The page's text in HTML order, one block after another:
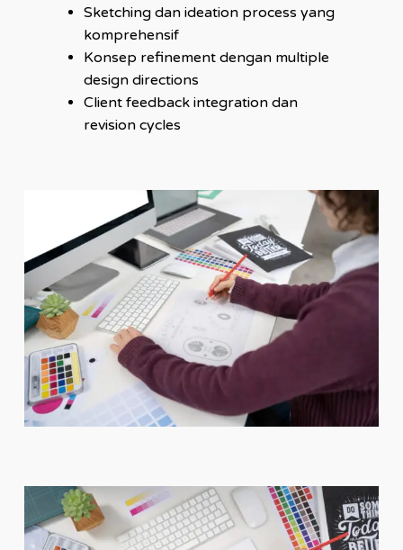
Sketching dan ideation process yang
komprehensif
Konsep refinement dengan multiple
design directions
Client feedback integration dan
revision cycles